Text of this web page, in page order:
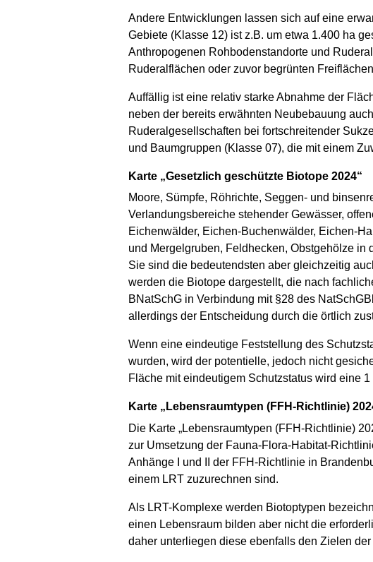
Andere Entwicklungen lassen sich auf eine
Gebiete (Klasse 12) ist z.B. um etwa 1.400 ha
Anthropogenen Rohbodenstandorte und
Ruderalflächen oder zuvor begrünten
Auffällig ist eine relativ starke Abnahme der
neben der bereits erwähnten Neubebauung
Ruderalgesellschaften bei fortschreitender
und Baumgruppen (Klasse 07), die mit einem
Karte „Gesetzlich geschützte Biotope 2024“
Moore, Sümpfe, Röhrichte, Seggen- und
Verlandungsbereiche stehender Gewässer,
Eichenwälder, Eichen-Buchenwälder, Eichen-
und Mergelgruben, Feldhecken, Obstgehölze in
Sie sind die bedeutendsten aber gleichzeitig
werden die Biotope dargestellt, die nach
BNatSchG in Verbindung mit §28 des
allerdings der Entscheidung durch die örtlich
Wenn eine eindeutige Feststellung des
wurden, wird der potentielle, jedoch nicht
Fläche mit eindeutigem Schutzstatus wird eine 1
Karte „Lebensraumtypen (FFH-Richtlinie)
Die Karte „Lebensraumtypen (FFH-Richtlinie)
zur Umsetzung der Fauna-Flora-Habitat-
Anhänge I und II der FFH-Richtlinie in
einem LRT zuzurechnen sind.
Als LRT-Komplexe werden Biotoptypen
einen Lebensraum bilden aber nicht die
daher unterliegen diese ebenfalls den Zielen